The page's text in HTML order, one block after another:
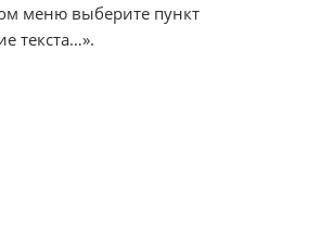
меню выберите пункт
текста…».